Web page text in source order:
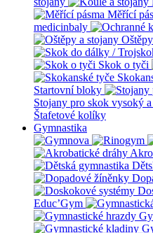
Měřící
medicinbaly
Skok o tyči
Startovní bloky
Stojany pro skok vysoký
Štafetové kolíky
Gymnastika
Educ’Gym